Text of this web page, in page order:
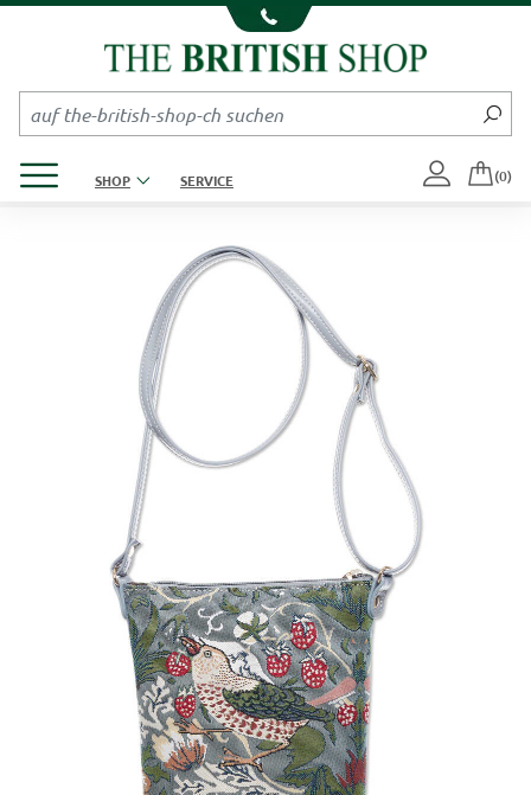
Kompletten Head der Seite überspringen
SHOP SERVICE (0)